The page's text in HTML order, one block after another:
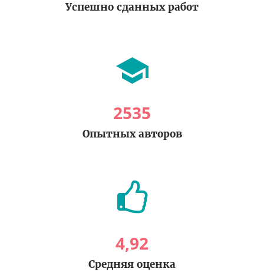
Успешно сданных работ
2535
Опытных авторов
4,92
Средняя оценка